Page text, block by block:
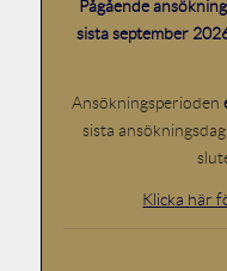
Pågående
sista september
Ansökningsperioden
sista
Klicka här